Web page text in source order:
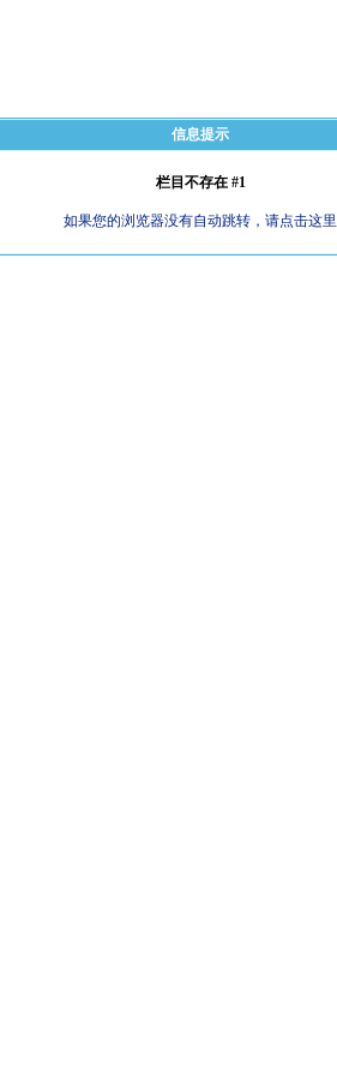
信息提示
栏目不存在 #1
如果您的浏览器没有自动跳转，请点击这里